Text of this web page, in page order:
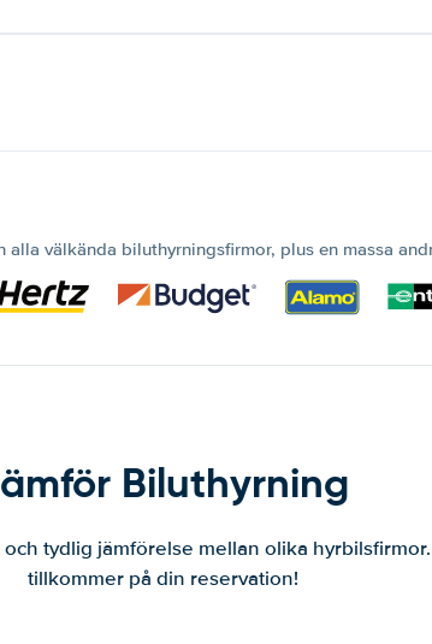
alla välkända biluthyrningsfirmor, plus en massa
Biluthyrning
tydlig jämförelse mellan olika
tillkommer på din reservation!